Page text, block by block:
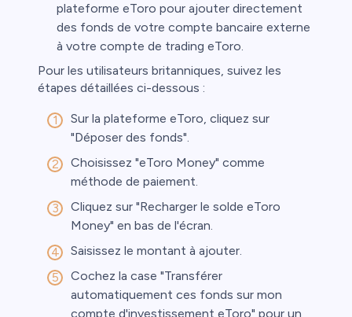
plateforme eToro pour ajouter directement
des fonds de votre compte bancaire externe
à votre compte de trading eToro.
Pour les utilisateurs britanniques, suivez les
étapes détaillées ci-dessous :
Sur la plateforme eToro, cliquez sur
"Déposer des fonds".
Choisissez "eToro Money" comme
méthode de paiement.
Cliquez sur "Recharger le solde eToro
Money" en bas de l'écran.
Saisissez le montant à ajouter.
Cochez la case "Transférer
automatiquement ces fonds sur mon
compte d'investissement eToro" pour un